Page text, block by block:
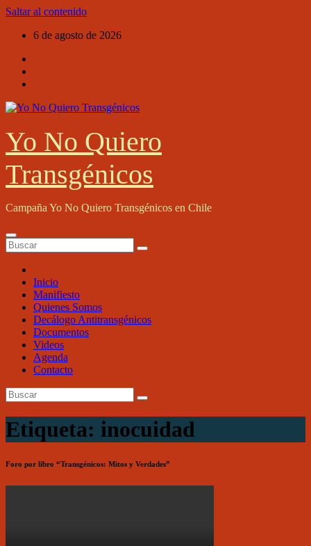
Saltar al contenido
6 de agosto de 2026
Yo No Quiero
Transgénicos
Campaña Yo No Quiero Transgénicos en Chile
Inicio
Manifiesto
Quienes Somos
Decálogo Antitransgénicos
Documentos
Videos
Agenda
Contacto
Etiqueta: inocuidad
Foro por libro “Transgénicos: Mitos y Verdades”